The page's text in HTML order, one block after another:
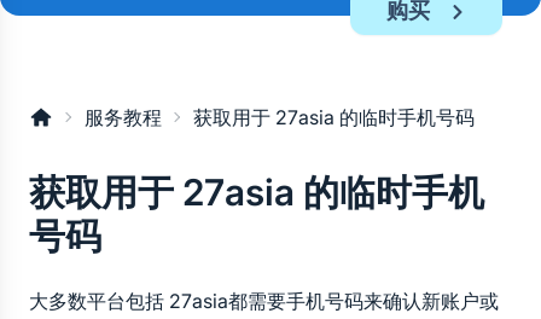
购买
服务教程 获取用于 27asia 的临时手机号码
获取用于 27asia 的临时手机
号码
大多数平台包括 27asia都需要手机号码来确认新账户或